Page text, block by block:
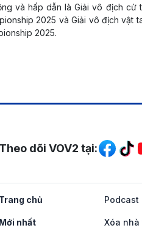
và hấp dẫn là Giải vô địch cử
2025 và Giải vô địch vật
2025.
Mạng xã hội
Theo dõi VOV2 tại:
Trang chủ
Mới nhất
Podcast
Xóa nhà